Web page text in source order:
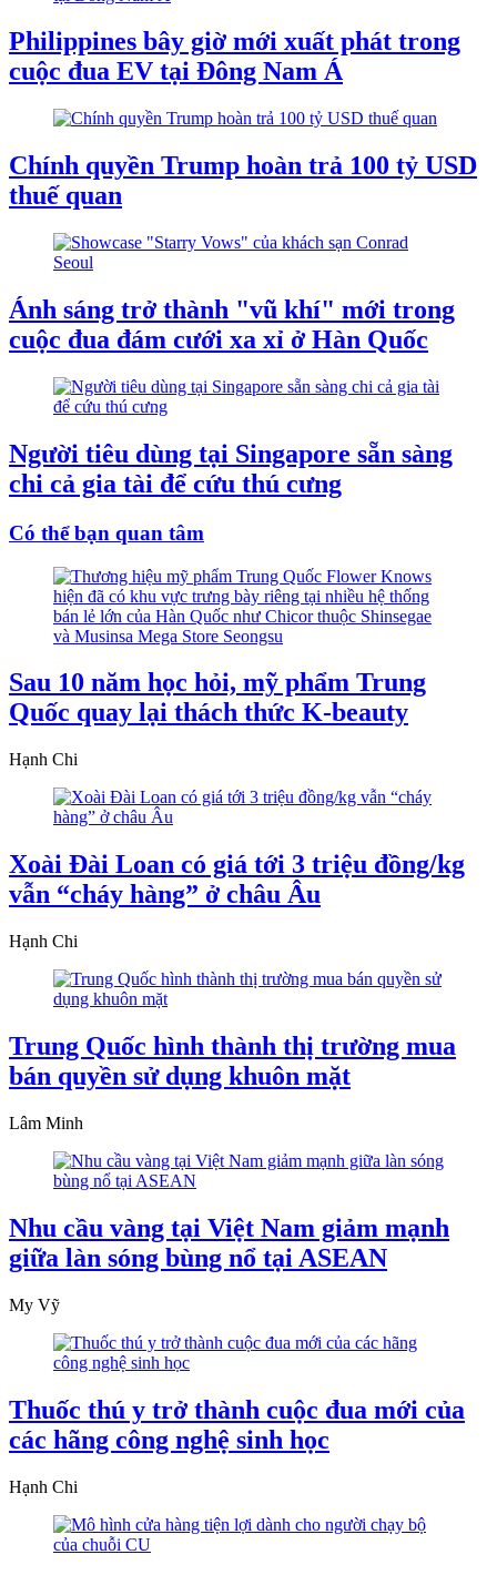
Philippines bây giờ mới xuất phát trong
cuộc đua EV tại Đông Nam Á
Chính quyền Trump hoàn trả 100 tỷ USD
thuế quan
Ánh sáng trở thành "vũ khí" mới trong
cuộc đua đám cưới xa xỉ ở Hàn Quốc
Người tiêu dùng tại Singapore sẵn sàng
chi cả gia tài để cứu thú cưng
Có thể bạn quan tâm
Sau 10 năm học hỏi, mỹ phẩm Trung
Quốc quay lại thách thức K-beauty
Hạnh Chi
Xoài Đài Loan có giá tới 3 triệu đồng/kg
vẫn “cháy hàng” ở châu Âu
Hạnh Chi
Trung Quốc hình thành thị trường mua
bán quyền sử dụng khuôn mặt
Lâm Minh
Nhu cầu vàng tại Việt Nam giảm mạnh
giữa làn sóng bùng nổ tại ASEAN
My Vỹ
Thuốc thú y trở thành cuộc đua mới của
các hãng công nghệ sinh học
Hạnh Chi